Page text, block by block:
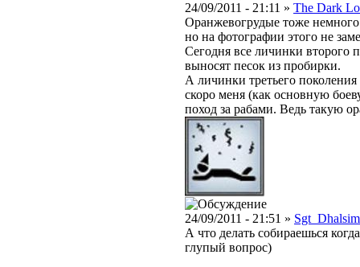
24/09/2011 - 21:11 » The Dark
Оранжевогрудые тоже
но на фотографии этого не
Сегодня все личинки второго
выносят песок из пробирки.
А личинки третьего
скоро меня (как основную
поход за рабами. Ведь такую
24/09/2011 - 21:51 » Sgt_Dhalsim
А что делать собираешься
глупый вопрос)